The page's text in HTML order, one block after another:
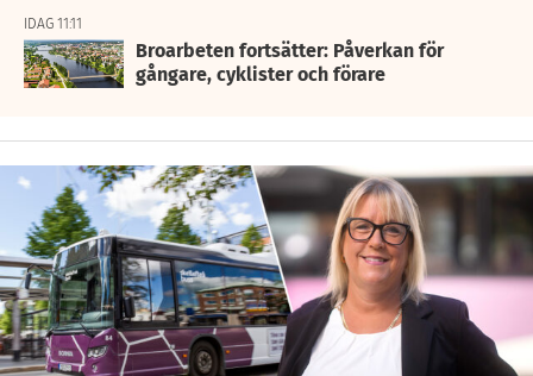
IDAG 11:11
Broarbeten fortsätter: Påverkan för
gångare, cyklister och förare